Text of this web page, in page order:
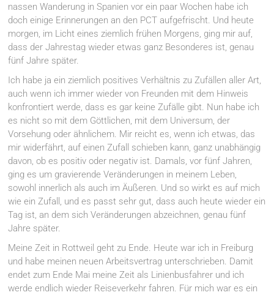
nassen Wanderung in Spanien vor ein paar Wochen habe ich
doch einige Erinnerungen an den PCT aufgefrischt. Und heute
morgen, im Licht eines ziemlich frühen Morgens, ging mir auf,
dass der Jahrestag wieder etwas ganz Besonderes ist, genau
fünf Jahre später.
Ich habe ja ein ziemlich positives Verhältnis zu Zufällen aller Art,
auch wenn ich immer wieder von Freunden mit dem Hinweis
konfrontiert werde, dass es gar keine Zufälle gibt. Nun habe ich
es nicht so mit dem Göttlichen, mit dem Universum, der
Vorsehung oder ähnlichem. Mir reicht es, wenn ich etwas, das
mir widerfährt, auf einen Zufall schieben kann, ganz unabhängig
davon, ob es positiv oder negativ ist. Damals, vor fünf Jahren,
ging es um gravierende Veränderungen in meinem Leben,
sowohl innerlich als auch im Äußeren. Und so wirkt es auf mich
wie ein Zufall, und es passt sehr gut, dass auch heute wieder ein
Tag ist, an dem sich Veränderungen abzeichnen, genau fünf
Jahre später.
Meine Zeit in Rottweil geht zu Ende. Heute war ich in Freiburg
und habe meinen neuen Arbeitsvertrag unterschrieben. Damit
endet zum Ende Mai meine Zeit als Linienbusfahrer und ich
werde endlich wieder Reiseverkehr fahren. Für mich war es ein